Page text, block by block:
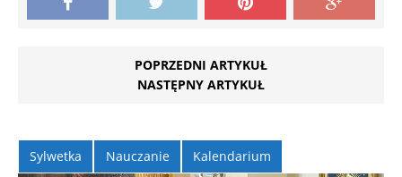
POPRZEDNI ARTYKUŁ
NASTĘPNY ARTYKUŁ
Sylwetka Nauczanie Kalendarium